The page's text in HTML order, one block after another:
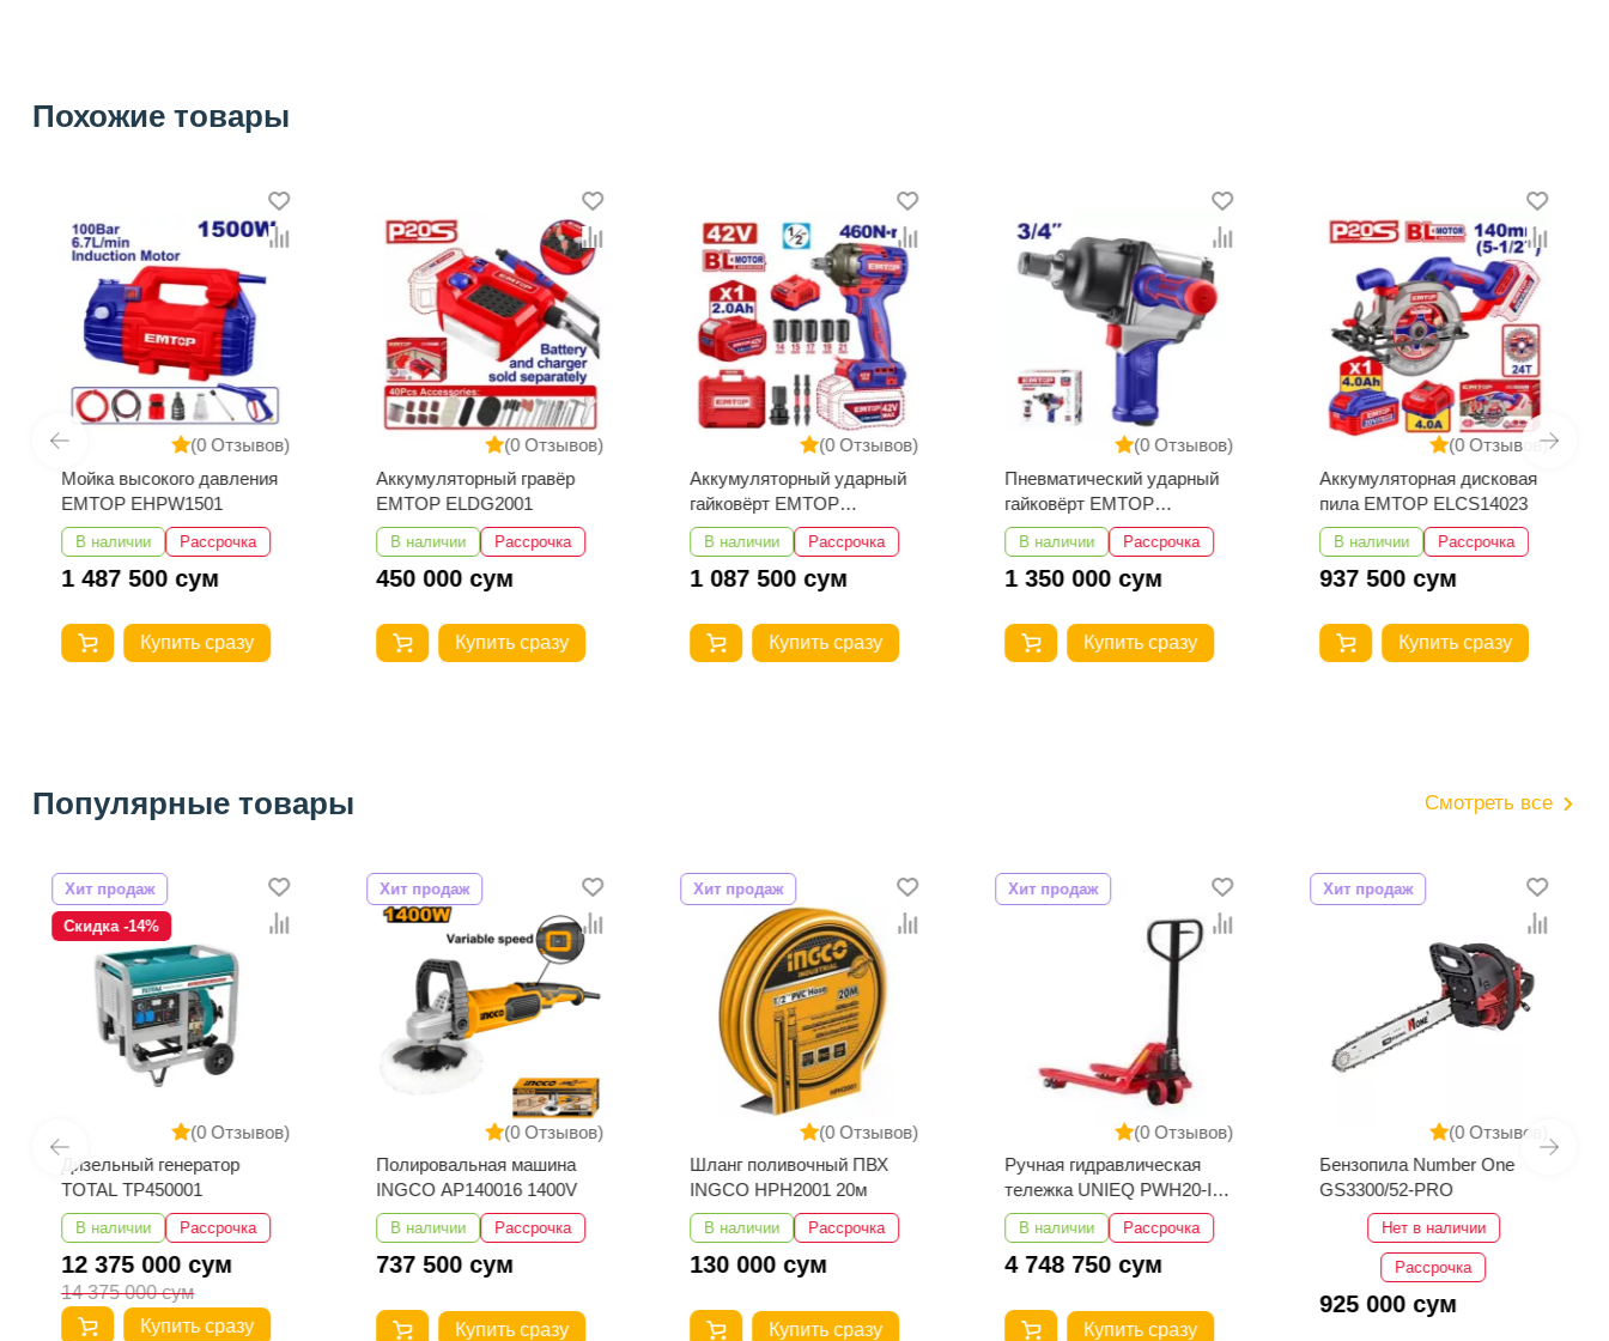
Похожие товары
(0 Отзывов)
Мойка высокого давления
EMTOP EHPW1501
В наличии Рассрочка
1 487 500 сум
Купить сразу
(0 Отзывов)
Аккумуляторный гравёр
EMTOP ELDG2001
В наличии Рассрочка
450 000 сум
Купить сразу
(0 Отзывов)
Аккумуляторный ударный
гайковёрт EMTOP
ECIWL42461
В наличии Рассрочка
1 087 500 сум
Купить сразу
(0 Отзывов)
Пневматический ударный
гайковёрт EMTOP
EATL341601
В наличии Рассрочка
1 350 000 сум
Купить сразу
(0 Отзывов)
Аккумуляторная дисковая
пила EMTOP ELCS14023
В наличии Рассрочка
937 500 сум
Купить сразу
Популярные товары Смотреть все
(0 Отзывов)
Хит продаж
Скидка -14%
Дизельный генератор
TOTAL TP450001
В наличии Рассрочка
12 375 000 сум
14 375 000 сум
Купить сразу
(0 Отзывов)
Хит продаж
Полировальная машина
INGCO AP140016 1400V
В наличии Рассрочка
737 500 сум
Купить сразу
(0 Отзывов)
Хит продаж
Шланг поливочный ПВХ
INGCO HPH2001 20м
В наличии Рассрочка
130 000 сум
Купить сразу
(0 Отзывов)
Хит продаж
Ручная гидравлическая
тележка UNIEQ PWH20-III
1150-550
В наличии Рассрочка
4 748 750 сум
Купить сразу
(0 Отзывов)
Хит продаж
Бензопила Number One
GS3300/52-PRO
Нет в наличии
Рассрочка
925 000 сум